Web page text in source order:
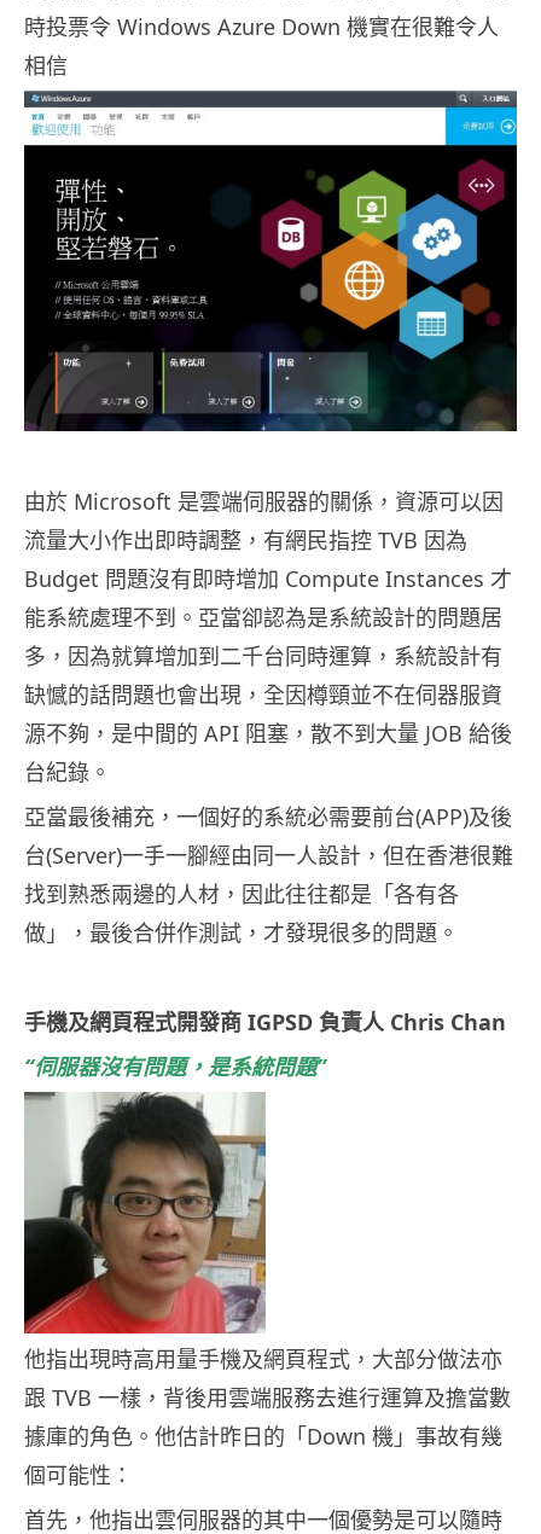
時投票令 Windows Azure Down 機實在很難令人
相信
由於 Microsoft 是雲端伺服器的關係，資源可以因
流量大小作出即時調整，有網民指控 TVB 因為
Budget 問題沒有即時增加 Compute Instances 才
能系統處理不到。亞當卻認為是系統設計的問題居
多，因為就算增加到二千台同時運算，系統設計有
缺憾的話問題也會出現，全因樽頸並不在伺器服資
源不夠，是中間的 API 阻塞，散不到大量 JOB 給後
台紀錄。
亞當最後補充，一個好的系統必需要前台(APP)及後
台(Server)一手一腳經由同一人設計，但在香港很難
找到熟悉兩邊的人材，因此往往都是「各有各
做」，最後合併作測試，才發現很多的問題。
手機及網頁程式開發商 IGPSD 負責人 Chris Chan
“伺服器沒有問題，是系統問題”
他指出現時高用量手機及網頁程式，大部分做法亦
跟 TVB 一樣，背後用雲端服務去進行運算及擔當數
據庫的角色。他估計昨日的「Down 機」事故有幾
個可能性：
首先，他指出雲伺服器的其中一個優勢是可以隨時